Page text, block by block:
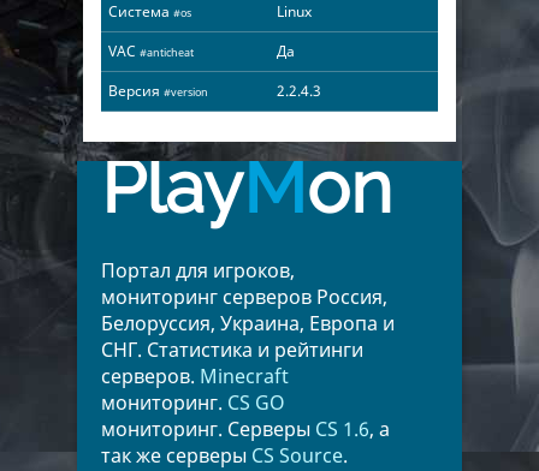
Система #os
Linux
VAC #anticheat
Да
Версия #version 2.2.4.3
PlayMon
Портал для игроков,
мониторинг серверов Россия,
Белоруссия, Украина, Европа и
СНГ. Статистика и рейтинги
серверов. Minecraft
мониторинг. CS GO
мониторинг. Серверы CS 1.6, а
так же серверы CS Source.